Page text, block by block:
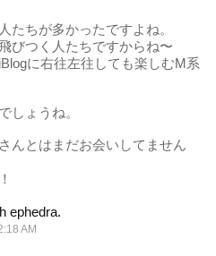
たちが多かったですよね。
びつく人たちですからね〜
に右往左往しても楽しむM系
しょうね。
んとはまだお会いしてません
ephedra.
AM